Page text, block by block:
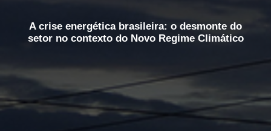
A crise energética brasileira: o desmonte do
setor no contexto do Novo Regime Climático